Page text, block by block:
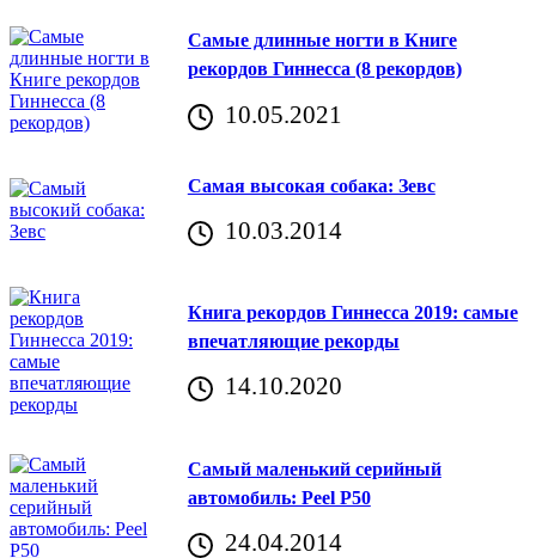
Самые длинные ногти в Книге
рекордов Гиннесса (8 рекордов)
10.05.2021
Самая высокая собака: Зевс
10.03.2014
Книга рекордов Гиннесса 2019: самые
впечатляющие рекорды
14.10.2020
Самый маленький серийный
автомобиль: Peel P50
24.04.2014